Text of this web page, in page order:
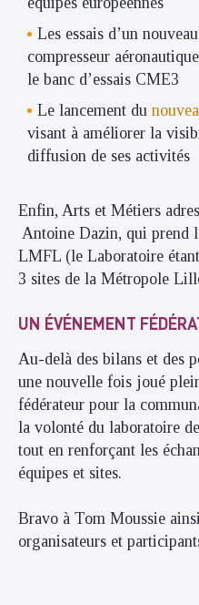
Les essais d’un
compresseur
le banc d’essais CME3
Le lancement du
visant à améliorer la
diffusion de ses activités
Enfin, Arts et Métiers
Antoine Dazin, qui prend
LMFL (le Laboratoire
3 sites de la Métropole
UN ÉVÉNEMENT
Au-delà des bilans et des
une nouvelle fois joué
fédérateur pour la
la volonté du laboratoire
tout en renforçant les
équipes et sites.
Bravo à Tom Moussie
organisateurs et